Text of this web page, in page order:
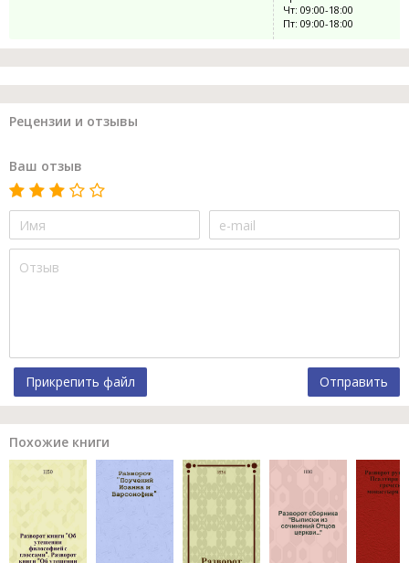
Чт: 09:00-18:00
Пт: 09:00-18:00
Рецензии и отзывы
Ваш отзыв
Прикрепить файл Отправить
Похожие книги